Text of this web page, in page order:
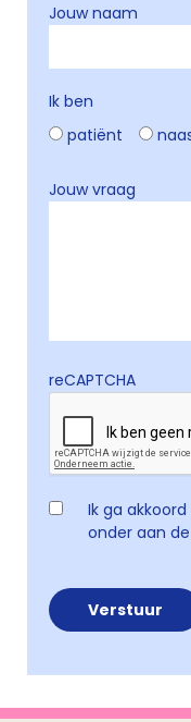
Jouw naam
Ik ben
patiënt
Jouw vraag
reCAPTCHA
Ik ga
onder aan